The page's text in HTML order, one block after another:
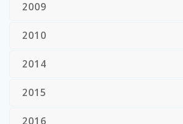
2009
2010
2014
2015